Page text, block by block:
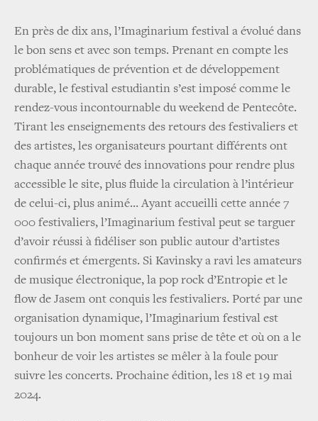
En près de dix ans, l’Imaginarium festival a évolué dans
le bon sens et avec son temps. Prenant en compte les
problématiques de prévention et de développement
durable, le festival estudiantin s’est imposé comme le
rendez-vous incontournable du weekend de Pentecôte.
Tirant les enseignements des retours des festivaliers et
des artistes, les organisateurs pourtant différents ont
chaque année trouvé des innovations pour rendre plus
accessible le site, plus fluide la circulation à l’intérieur
de celui-ci, plus animé… Ayant accueilli cette année 7
000 festivaliers, l’Imaginarium festival peut se targuer
d’avoir réussi à fidéliser son public autour d’artistes
confirmés et émergents. Si Kavinsky a ravi les amateurs
de musique électronique, la pop rock d’Entropie et le
flow de Jasem ont conquis les festivaliers. Porté par une
organisation dynamique, l’Imaginarium festival est
toujours un bon moment sans prise de tête et où on a le
bonheur de voir les artistes se mêler à la foule pour
suivre les concerts. Prochaine édition, les 18 et 19 mai
2024.